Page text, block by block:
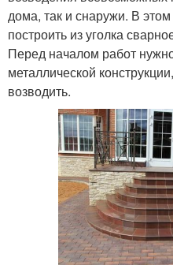
дома, так и снаружи. В
построить из уголка
Перед началом работ
металлической
возводить.